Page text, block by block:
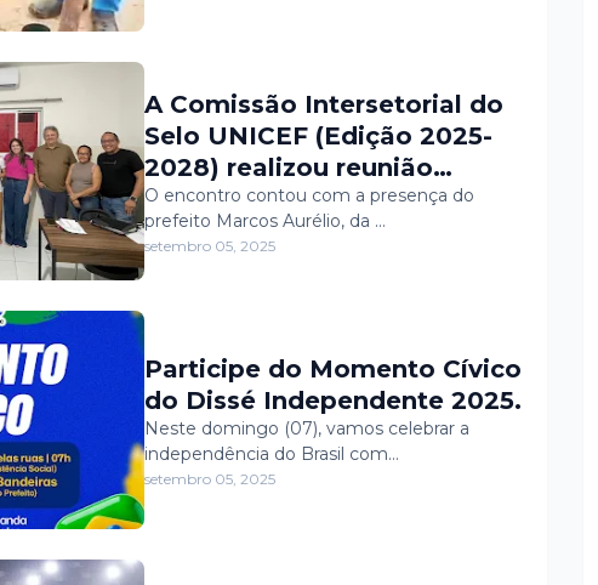
A Comissão Intersetorial do
Selo UNICEF (Edição 2025-
2028) realizou reunião
preparatória para o 1º Fórum
Comunitário, com o objetivo
de alinhar metas e prazos.
O encontro contou com a presença do
prefeito Marcos Aurélio, da …
setembro 05, 2025
Participe do Momento Cívico
do Dissé Independente 2025.
Neste domingo (07), vamos celebrar a
independência do Brasil com…
setembro 05, 2025